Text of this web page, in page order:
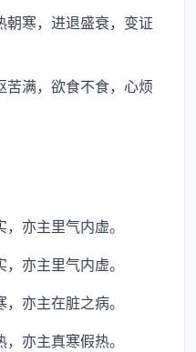
寒，进退盛衰，变证
满，欲食不食，心烦
亦主里气内虚。
亦主里气内虚。
亦主在脏之病。
亦主真寒假热。